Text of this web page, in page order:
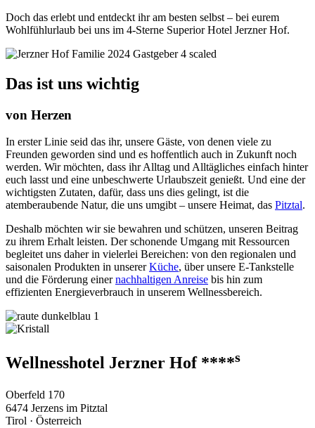
Doch das erlebt und entdeckt ihr am besten selbst – bei eurem
Wohlfühlurlaub bei uns im 4-Sterne Superior Hotel Jerzner Hof.
Das ist uns wichtig
von Herzen
In erster Linie seid das ihr, unsere Gäste, von denen viele zu
Freunden geworden sind und es hoffentlich auch in Zukunft noch
werden. Wir möchten, dass ihr Alltag und Alltägliches einfach hinter
euch lasst und eine unbeschwerte Urlaubszeit genießt. Und eine der
wichtigsten Zutaten, dafür, dass uns dies gelingt, ist die
atemberaubende Natur, die uns umgibt – unsere Heimat, das Pitztal.
Deshalb möchten wir sie bewahren und schützen, unseren Beitrag
zu ihrem Erhalt leisten. Der schonende Umgang mit Ressourcen
begleitet uns daher in vielerlei Bereichen: von den regionalen und
saisonalen Produkten in unsererKüche, über unsere E-Tankstelle
und die Förderung einernachhaltigen Anreise bis hin zum
effizienten Energieverbrauch in unserem Wellnessbereich.
Wellnesshotel Jerzner Hof ****s
Oberfeld 170
6474 Jerzens im Pitztal
Tirol · Österreich